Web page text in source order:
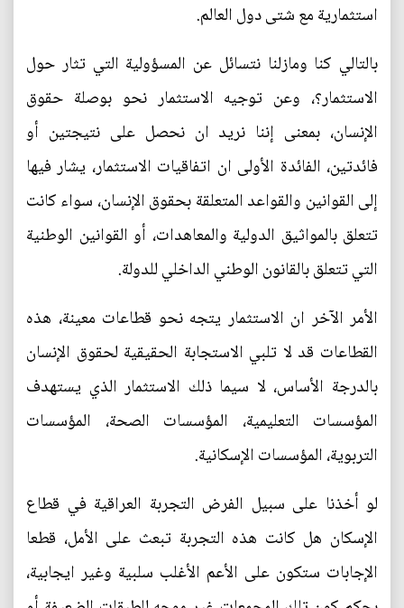
استثمارية مع شتى دول العالم.
بالتالي كنا ومازلنا نتسائل عن المسؤولية التي تثار حول
الاستثمار؟، وعن توجيه الاستثمار نحو بوصلة حقوق
الإنسان، بمعنى إننا نريد ان نحصل على نتيجتين أو
فائدتين، الفائدة الأولى ان اتفاقيات الاستثمار، يشار فيها
إلى القوانين والقواعد المتعلقة بحقوق الإنسان، سواء كانت
تتعلق بالمواثيق الدولية والمعاهدات، أو القوانين الوطنية
التي تتعلق بالقانون الوطني الداخلي للدولة.
الأمر الآخر ان الاستثمار يتجه نحو قطاعات معينة، هذه
القطاعات قد لا تلبي الاستجابة الحقيقية لحقوق الإنسان
بالدرجة الأساس، لا سيما ذلك الاستثمار الذي يستهدف
المؤسسات التعليمية، المؤسسات الصحة، المؤسسات
التربوية، المؤسسات الإسكانية.
لو أخذنا على سبيل الفرض التجربة العراقية في قطاع
الإسكان هل كانت هذه التجربة تبعث على الأمل، قطعا
الإجابات ستكون على الأعم الأغلب سلبية وغير ايجابية،